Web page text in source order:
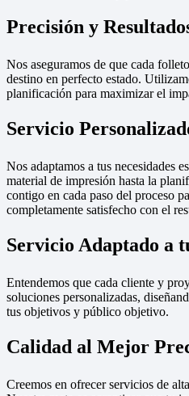
Precisión y
Nos aseguramos de que cada
destino en perfecto estado.
planificación para maximizar el
Servicio
Nos adaptamos a tus necesidades
material de impresión hasta la
contigo en cada paso del proceso
completamente satisfecho con el
Servicio Adaptado a
Entendemos que cada cliente y
soluciones personalizadas,
tus objetivos y público objetivo.
Calidad al Mejor
Creemos en ofrecer servicios de